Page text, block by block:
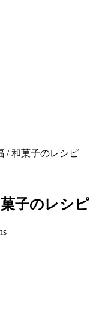
/ 和菓子のレシピ
子のレシピ